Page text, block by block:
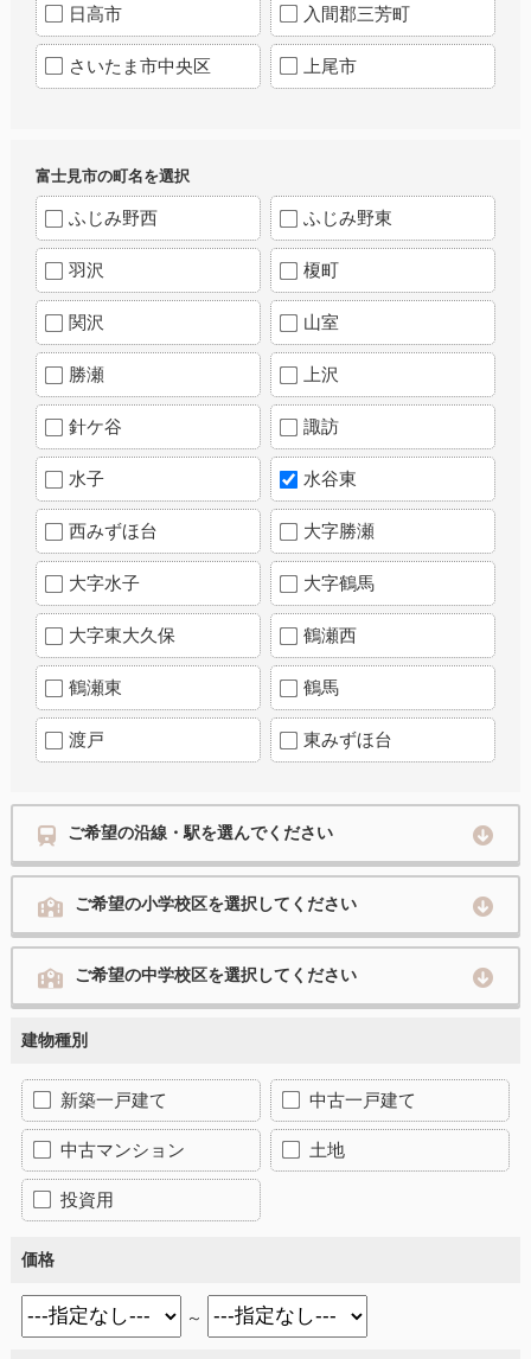
日高市 入間郡三芳町
さいたま市中央区 上尾市
富士見市の町名を選択
ふじみ野西 ふじみ野東
羽沢 榎町
関沢 山室
勝瀬 上沢
針ケ谷 諏訪
水子 水谷東
西みずほ台 大字勝瀬
大字水子 大字鶴馬
大字東大久保 鶴瀬西
鶴瀬東 鶴馬
渡戸 東みずほ台
ご希望の沿線・駅を選んでください
ご希望の小学校区を選択してください
ご希望の中学校区を選択してください
建物種別
新築一戸建て 中古一戸建て
中古マンション 土地
投資用
価格
～